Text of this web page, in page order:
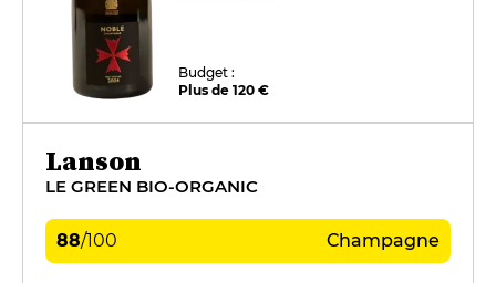
Budget :
Plus de 120 €
Lanson
LE GREEN BIO-ORGANIC
88/100 Champagne